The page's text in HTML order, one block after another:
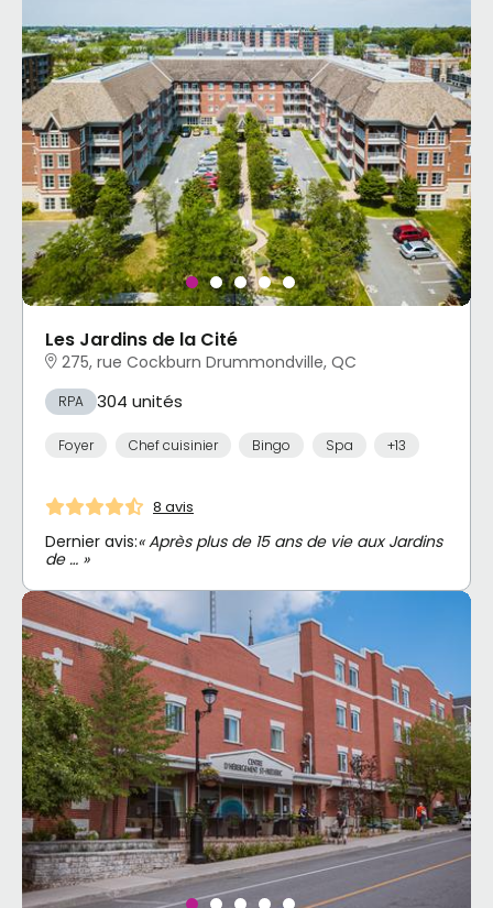
Les Jardins de la Cité
275, rue Cockburn Drummondville, QC
RPA 304 unités
Foyer Chef cuisinier Bingo Spa +13
8 avis
Dernier avis:« Après plus de 15 ans de vie aux Jardins
de … »